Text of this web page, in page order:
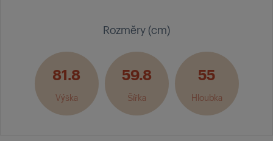
Rozměry (cm)
81.8
Výška
59.8
Šířka
55
Hloubka